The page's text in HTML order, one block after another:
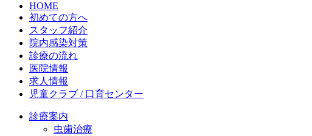
HOME
初めての方へ
スタッフ紹介
院内感染対策
診療の流れ
医院情報
求人情報
児童クラブ / 口育センター
診療案内
虫歯治療